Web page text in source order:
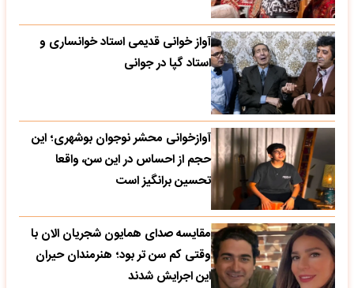
آواز خوانی قدیمی استاد خوانساری و
استاد گپا در جوانی
آوازخوانی محشر نوجوان بوشهری؛ این
حجم از احساس در این سن، واقعا
تحسین‌ برانگیز است
مقایسه صدای همایون شجریان الان با
وقتی کم سن تر بود؛ هنرمندان حیران
این اجرایش شدند